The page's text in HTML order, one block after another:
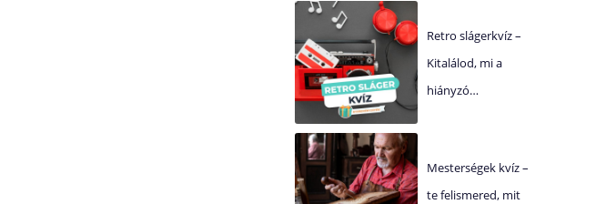
Retro slágerkvíz –
Kitalálod, mi a
hiányzó…
Mesterségek kvíz –
te felismered, mit